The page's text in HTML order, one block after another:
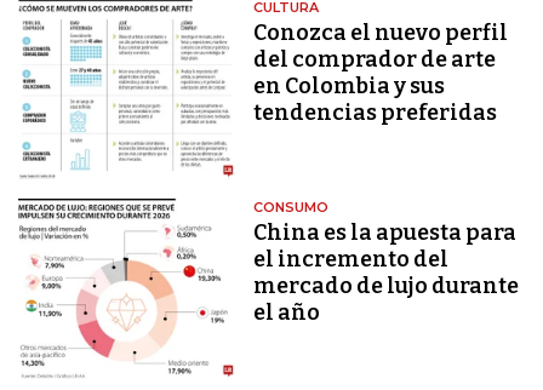
CULTURA
Conozca el nuevo perfil
del comprador de arte
en Colombia y sus
tendencias preferidas
CONSUMO
China es la apuesta para
el incremento del
mercado de lujo durante
el año